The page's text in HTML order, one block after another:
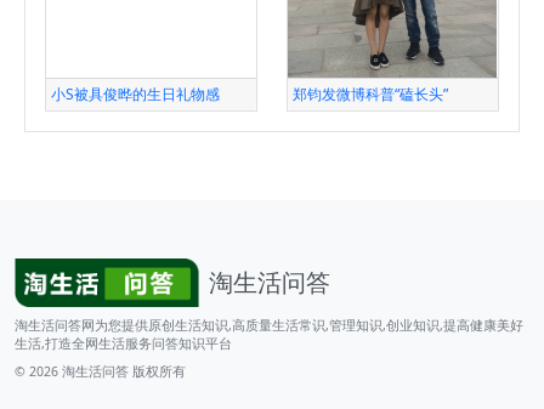
小S被具俊晔的生日礼物感 郑钧发微博科普“磕长头”
淘生活问答
淘生活问答网为您提供原创生活知识,高质量生活常识,管理知识,创业知识,提高健康美好
生活,打造全网生活服务问答知识平台
© 2026 淘生活问答 版权所有